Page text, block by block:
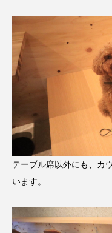
テーブル席以外にも、カ
います。